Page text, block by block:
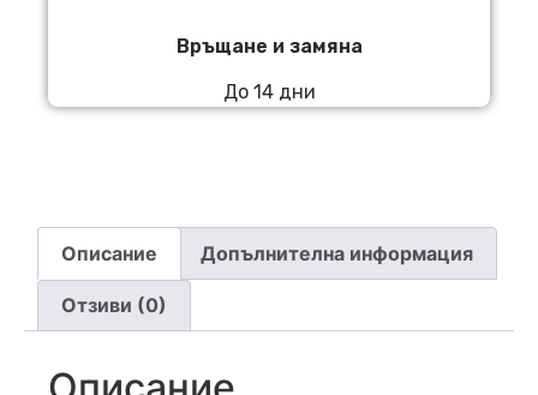
Връщане и замяна
До 14 дни
Описание Допълнителна информация
Отзиви (0)